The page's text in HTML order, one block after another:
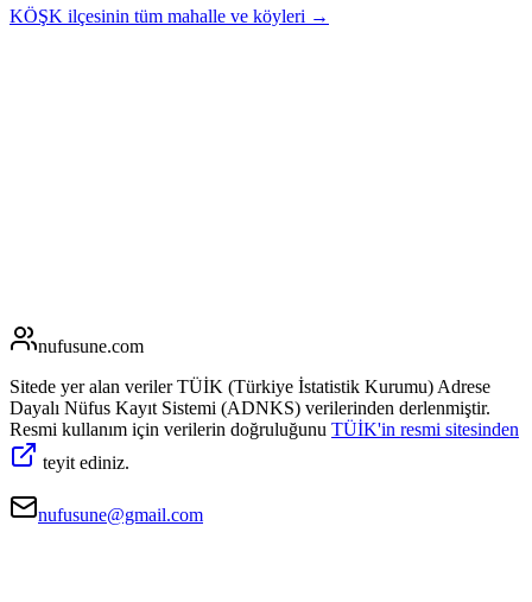
KÖŞK ilçesinin tüm mahalle ve köyleri →
nufusune.com
Sitede yer alan veriler TÜİK (Türkiye İstatistik Kurumu) Adrese
Dayalı Nüfus Kayıt Sistemi (ADNKS) verilerinden derlenmiştir.
Resmi kullanım için verilerin doğruluğunu TÜİK'in resmi sitesinden
teyit ediniz.
nufusune@gmail.com